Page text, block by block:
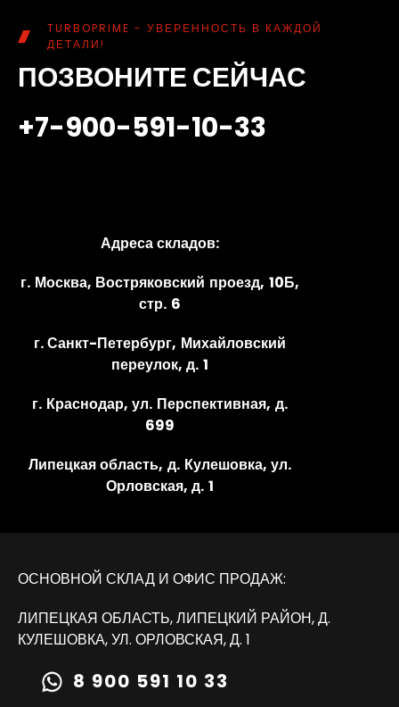
TURBOPRIME - УВЕРЕННОСТЬ В КАЖДОЙ
ДЕТАЛИ!
ПОЗВОНИТЕ СЕЙЧАС
+7-900-591-10-33
Адреса складов:
г. Москва, Востряковский проезд, 10Б,
стр. 6
г. Санкт-Петербург, Михайловский
переулок, д. 1
г. Краснодар, ул. Перспективная, д.
699
Липецкая область, д. Кулешовка, ул.
Орловская, д. 1
ОСНОВНОЙ СКЛАД И ОФИС ПРОДАЖ:
ЛИПЕЦКАЯ ОБЛАСТЬ, ЛИПЕЦКИЙ РАЙОН, Д.
КУЛЕШОВКА, УЛ. ОРЛОВСКАЯ, Д. 1
8 900 591 10 33